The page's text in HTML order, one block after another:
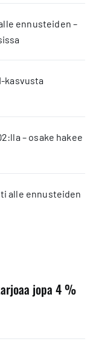
ennusteiden –
kasvusta
– osake hakee
alle ennusteiden
jopa 4 %